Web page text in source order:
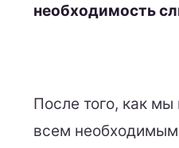
необходимость
После того, как
всем